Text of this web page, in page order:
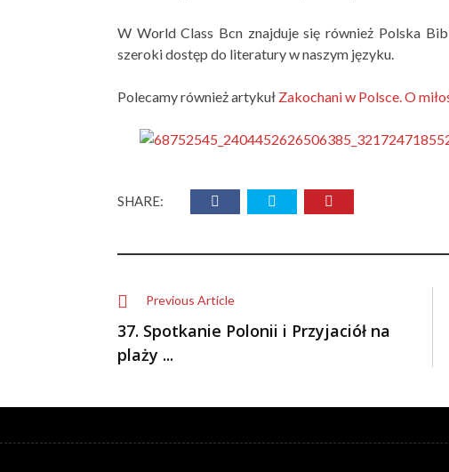
W World Class Bcn znajduje się również Polska
szeroki dostęp do literatury w naszym języku.
Polecamy również artykuł Zakochani w Polsce. O
SHARE:
Previous Article
37. Spotkanie Polonii i Przyjaciół na
plaży ...